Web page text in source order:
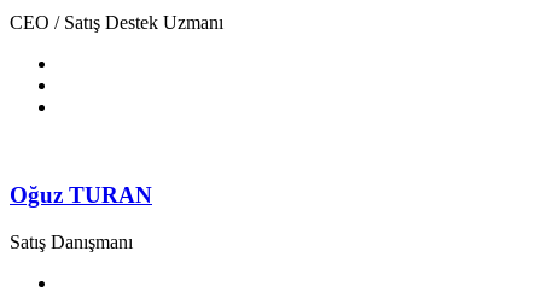
CEO / Satış Destek Uzmanı
Oğuz TURAN
Satış Danışmanı